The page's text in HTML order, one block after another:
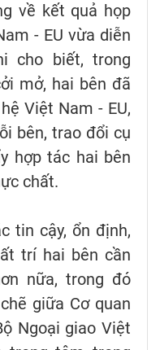
về kết quả họp
- EU vừa diễn
cho biết, trong
mở, hai bên đã
Việt Nam - EU,
bên, trao đổi cụ
hợp tác hai bên
chất.
tin cậy, ổn định,
trí hai bên cần
nữa, trong đó
giữa Cơ quan
Ngoại giao Việt